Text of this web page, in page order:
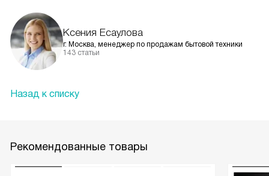
Ксения Есаулова
г. Москва, менеджер по продажам бытовой техники
143 статьи
Назад к списку
Рекомендованные товары